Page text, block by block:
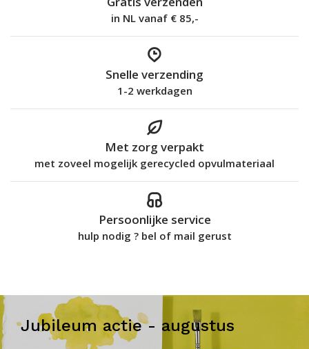
in NL vanaf € 85,-
Snelle verzending
1-2 werkdagen
Met zorg verpakt
met zoveel mogelijk gerecycled opvulmateriaal
Persoonlijke service
hulp nodig ? bel of mail gerust
Jubileum actie - augustus